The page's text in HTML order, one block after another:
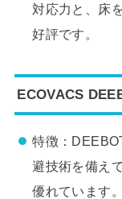
対応力と、床
好評です。
ECOVACS
特徴：
避技術を備え
優れています